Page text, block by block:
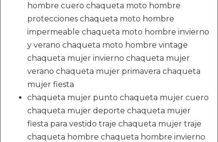
hombre cuero chaqueta moto hombre
protecciones chaqueta moto hombre
impermeable chaqueta moto hombre invierno
y verano chaqueta moto hombre vintage
chaqueta mujer invierno chaqueta mujer
verano chaqueta mujer primavera chaqueta
mujer fiesta
chaqueta mujer punto chaqueta mujer cuero
chaqueta mujer deporte chaqueta mujer
fiesta para vestido traje chaqueta mujer traje
chaqueta hombre chaqueta hombre invierno